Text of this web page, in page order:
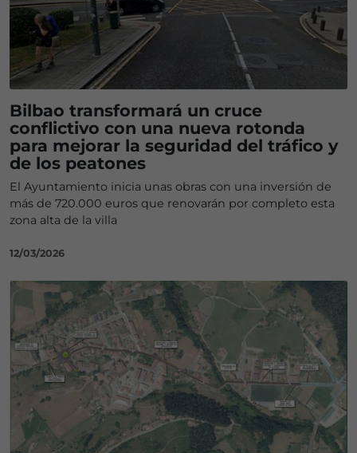
Bilbao transformará un cruce
conflictivo con una nueva rotonda
para mejorar la seguridad del tráfico y
de los peatones
El Ayuntamiento inicia unas obras con una inversión de
más de 720.000 euros que renovarán por completo esta
zona alta de la villa
12/03/2026